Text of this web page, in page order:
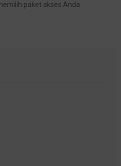
paket akses Anda.